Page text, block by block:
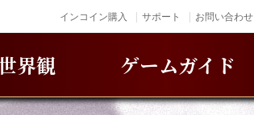
インコイン購入 サポート お問い合わせ
界観 ゲームガイド